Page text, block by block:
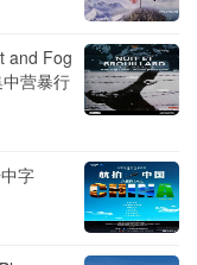
and Fog
营暴行
字